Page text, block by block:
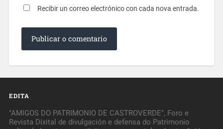
Recibir un correo electrónico con cada nova entrada.
EDITA
"AMIGOS DO PATRIMONIO DE CASTROVERDE", Foro e
Revista Dixital de divulgación e defensa do Patrimonio